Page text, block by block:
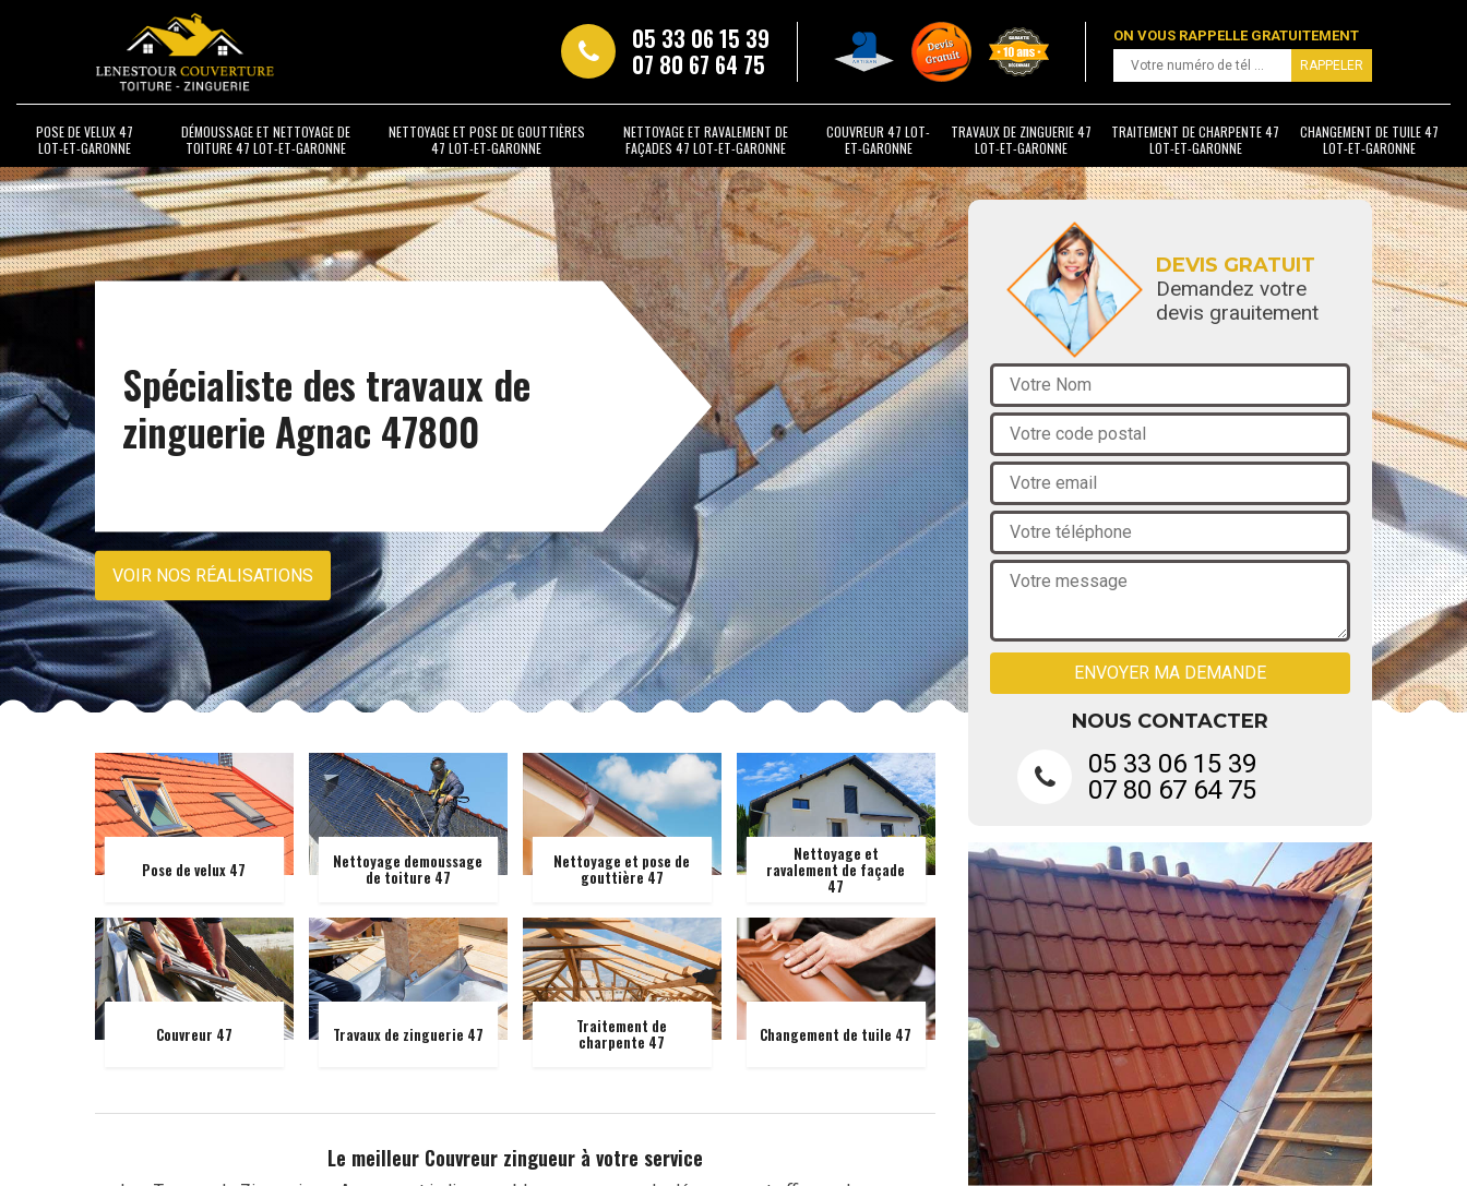
05 33 06 15 39
07 80 67 64 75
ON VOUS RAPPELLE GRATUITEMENT
POSE DE VELUX 47
LOT-ET-GARONNE
DÉMOUSSAGE ET NETTOYAGE DE
TOITURE 47 LOT-ET-GARONNE
NETTOYAGE ET POSE DE GOUTTIÈRES
47 LOT-ET-GARONNE
NETTOYAGE ET RAVALEMENT DE
FAÇADES 47 LOT-ET-GARONNE
COUVREUR 47 LOT-
ET-GARONNE
TRAVAUX DE ZINGUERIE 47
LOT-ET-GARONNE
TRAITEMENT DE CHARPENTE 47
LOT-ET-GARONNE
CHANGEMENT DE TUILE 47
LOT-ET-GARONNE
Spécialiste des travaux de
zinguerie Agnac 47800
VOIR NOS RÉALISATIONS
Pose de velux 47 Nettoyage demoussage
de toiture 47
Nettoyage et pose de
gouttière 47
Nettoyage et
ravalement de façade
47
Couvreur 47 Travaux de zinguerie 47 Traitement de
charpente 47 Changement de tuile 47
Le meilleur Couvreur zingueur à votre service
DEVIS GRATUIT
Demandez votre
devis grauitement
NOUS CONTACTER
05 33 06 15 39
07 80 67 64 75